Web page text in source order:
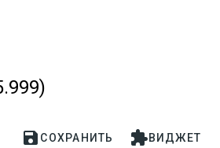
 СОХРАНИТЬ ВИДЖЕТ